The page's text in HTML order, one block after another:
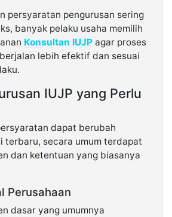
persyaratan pengurusan sering
banyak pelaku usaha memilih
Konsultan IUJP agar proses
lebih efektif dan sesuai
IUJP yang Perlu
dapat berubah
terbaru, secara umum terdapat
dan ketentuan yang biasanya
Perusahaan
dasar yang umumnya